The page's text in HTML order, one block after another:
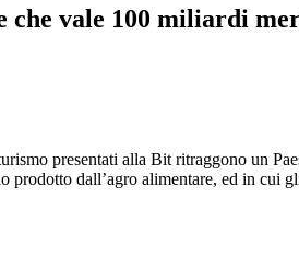
che vale 100 miliardi
presentati alla Bit ritraggono un
dall’agro alimentare, ed in cui